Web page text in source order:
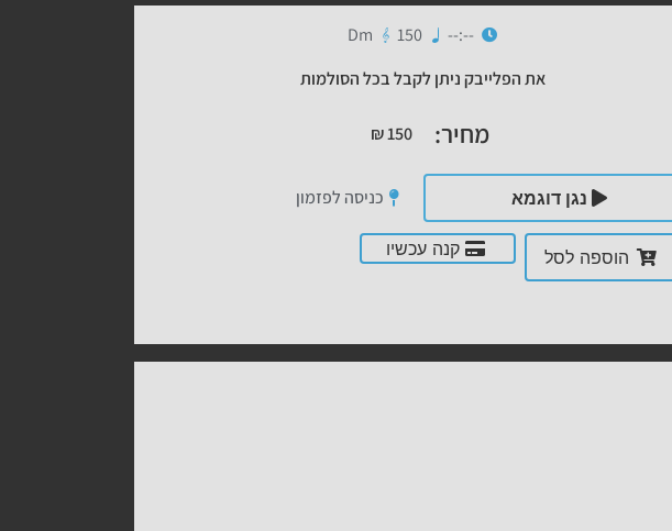
--:--
150
Dm
את הפלייבק ניתן לקבל בכל הסולמות
מחיר: ₪150
נגן דוגמא כניסה לפזמון
הוספה לסל קנה עכשיו